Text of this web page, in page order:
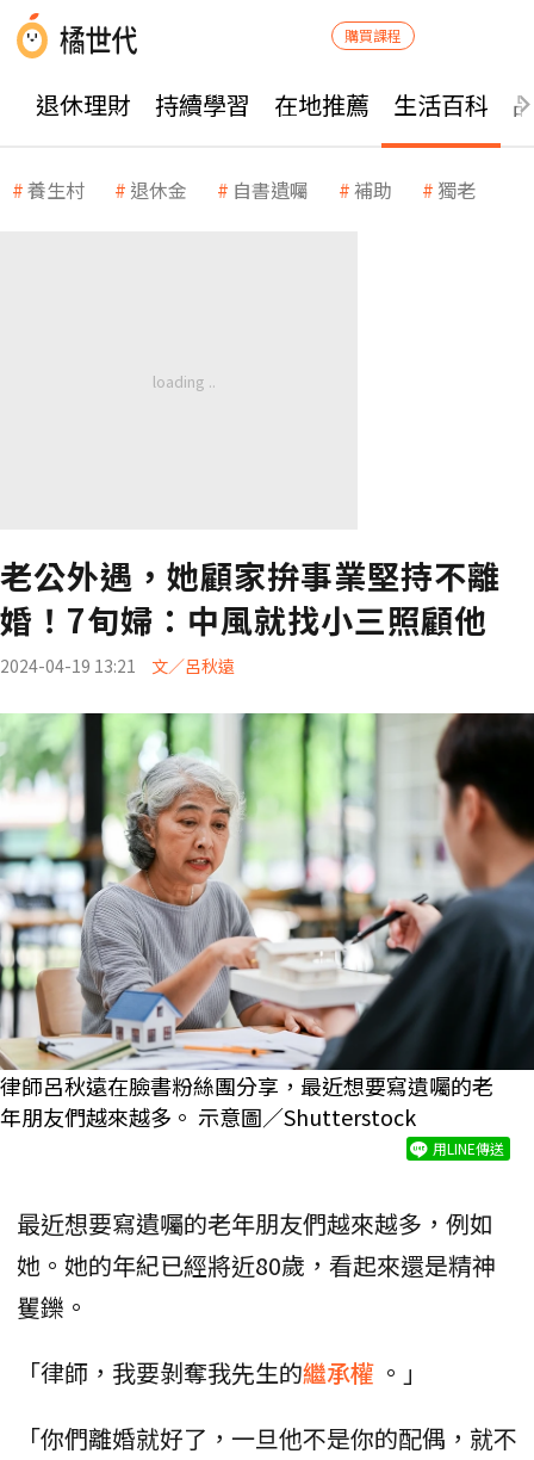
購買課程
退休理財 持續學習 在地推薦 生活百科
養生村 退休金 自書遺囑 補助 獨老
老公外遇，她顧家拚事業堅持不離
婚！7旬婦：中風就找小三照顧他
2024-04-19 13:21 文／呂秋遠
律師呂秋遠在臉書粉絲團分享，最近想要寫遺囑的老
年朋友們越來越多。 示意圖／Shutterstock
用LINE傳送
最近想要寫遺囑的老年朋友們越來越多，例如
她。她的年紀已經將近80歲，看起來還是精神
矍鑠。
「律師，我要剝奪我先生的繼承權 。」
「你們離婚就好了，一旦他不是你的配偶，就不